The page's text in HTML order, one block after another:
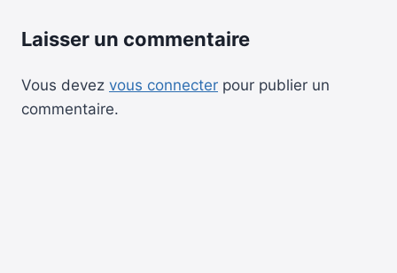
Laisser un commentaire
Vous devez vous connecter pour publier un
commentaire.